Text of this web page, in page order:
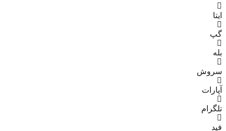
ایتا
گپ
بله
سروش
آپارات
تلگرام
فید